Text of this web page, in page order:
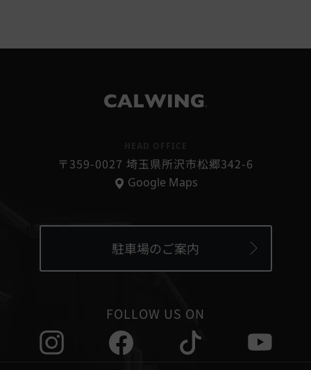
〒359-0027 埼玉県所沢市松郷342-6
Google Maps
駐車場のご案内
FOLLOW US ON